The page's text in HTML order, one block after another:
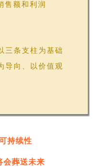
售额和利润
三条支柱为基础
导向、以价值观
持续性
葬送未来